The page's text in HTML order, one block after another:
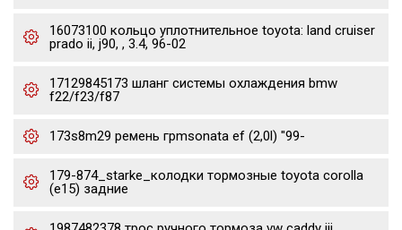
16073100 кольцо уплотнительное toyota: land cruiser
prado ii, j90, , 3.4, 96-02
17129845173 шланг системы охлаждения bmw
f22/f23/f87
173s8m29 ремень грmsonata ef (2,0l) "99-
179-874_starke_колодки тормозные toyota corolla
(e15) задние